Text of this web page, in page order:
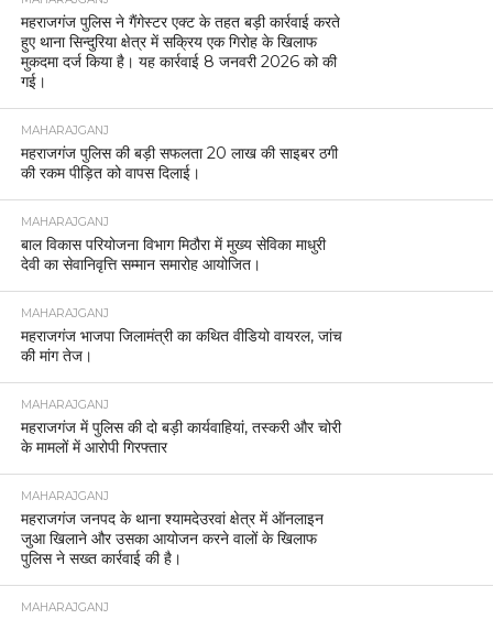
महराजगंज पुलिस ने गैंगेस्टर एक्ट के तहत बड़ी कार्रवाई करते
हुए थाना सिन्दुरिया क्षेत्र में सक्रिय एक गिरोह के खिलाफ
मुकदमा दर्ज किया है। यह कार्रवाई 8 जनवरी 2026 को की
गई।
MAHARAJGANJ
महराजगंज पुलिस की बड़ी सफलता 20 लाख की साइबर ठगी
की रकम पीड़ित को वापस दिलाई।
MAHARAJGANJ
बाल विकास परियोजना विभाग मिठौरा में मुख्य सेविका माधुरी
देवी का सेवानिवृत्ति सम्मान समारोह आयोजित।
MAHARAJGANJ
महराजगंज भाजपा जिलामंत्री का कथित वीडियो वायरल, जांच
की मांग तेज।
MAHARAJGANJ
महराजगंज में पुलिस की दो बड़ी कार्यवाहियां, तस्करी और चोरी
के मामलों में आरोपी गिरफ्तार
MAHARAJGANJ
महराजगंज जनपद के थाना श्यामदेउरवां क्षेत्र में ऑनलाइन
जुआ खिलाने और उसका आयोजन करने वालों के खिलाफ
पुलिस ने सख्त कार्रवाई की है।
MAHARAJGANJ